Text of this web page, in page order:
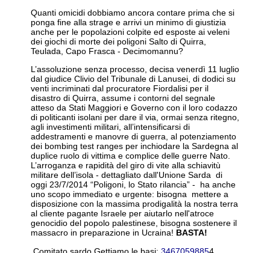
Quanti omicidi dobbiamo ancora contare prima che si
ponga fine alla strage e arrivi un minimo di giustizia
anche per le popolazioni colpite ed esposte ai veleni
dei giochi di morte dei poligoni Salto di Quirra,
Teulada, Capo Frasca - Decimomannu?
L’assoluzione senza processo, decisa venerdì 11 luglio
dal giudice Clivio del Tribunale di Lanusei, di dodici su
venti incriminati dal procuratore Fiordalisi per il
disastro di Quirra, assume i contorni del segnale
atteso da Stati Maggiori e Governo con il loro codazzo
di politicanti isolani per dare il via, ormai senza ritegno,
agli investimenti militari, all’intensificarsi di
addestramenti e manovre di guerra, al potenziamento
dei bombing test ranges per inchiodare la Sardegna al
duplice ruolo di vittima e complice delle guerre Nato.
L’arroganza e rapidità del giro di vite alla schiavitù
militare dell’isola - dettagliato dall'Unione Sarda di
oggi 23/7/2014 “Poligoni, lo Stato rilancia” - ha anche
uno scopo immediato e urgente: bisogna mettere a
disposizione con la massima prodigalità la nostra terra
al cliente pagante Israele per aiutarlo nell'atroce
genocidio del popolo palestinese, bisogna sostenere il
massacro in preparazione in Ucraina! BASTA!
Comitato sardo Gettiamo le basi: 34670598854